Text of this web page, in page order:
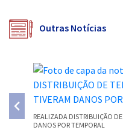
Outras Notícias
REALIZADA DISTRIBUIÇÃO
DANOS POR TEMPORAL